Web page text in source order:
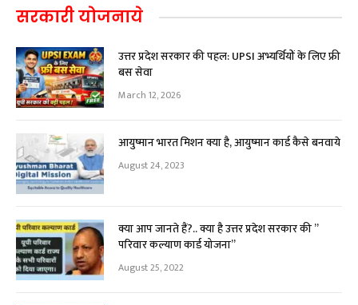
सरकारी योजनाये
उत्तर प्रदेश सरकार की पहल: UPSI अभ्यर्थियों के लिए फ्री
बस सेवा
March 12, 2026
आयुष्मान भारत मिशन क्या है, आयुष्मान कार्ड कैसे बनवाये
August 24, 2023
क्या आप जानते हैं?.. क्या है उत्तर प्रदेश सरकार की ”
परिवार कल्याण कार्ड योजना”
August 25, 2022